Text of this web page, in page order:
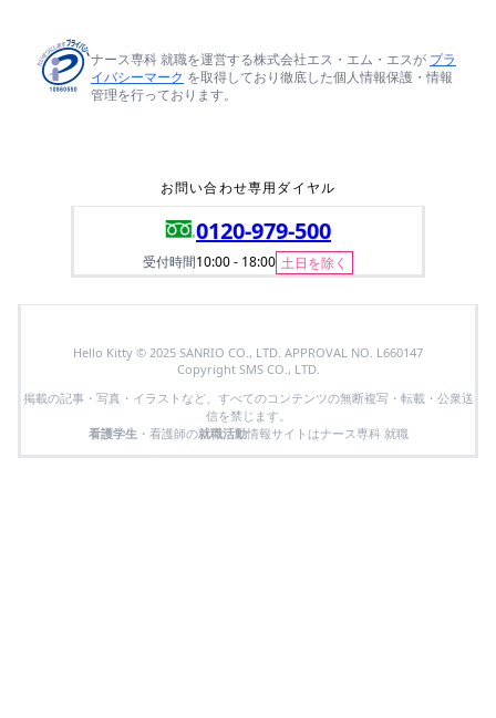
ナース専科 就職を運営する株式会社エス・エム・エスが プラ
イバシーマーク を取得しており徹底した個人情報保護・情報
管理を行っております。
お問い合わせ専用ダイヤル
0120-979-500
受付時間10:00 - 18:00 土日を除く
Hello Kitty © 2025 SANRIO CO., LTD. APPROVAL NO. L660147
Copyright SMS CO., LTD.
掲載の記事・写真・イラストなど、すべてのコンテンツの無断複写・転載・公衆送
信を禁じます。
看護学生 ・看護師の就職活動情報サイトはナース専科 就職